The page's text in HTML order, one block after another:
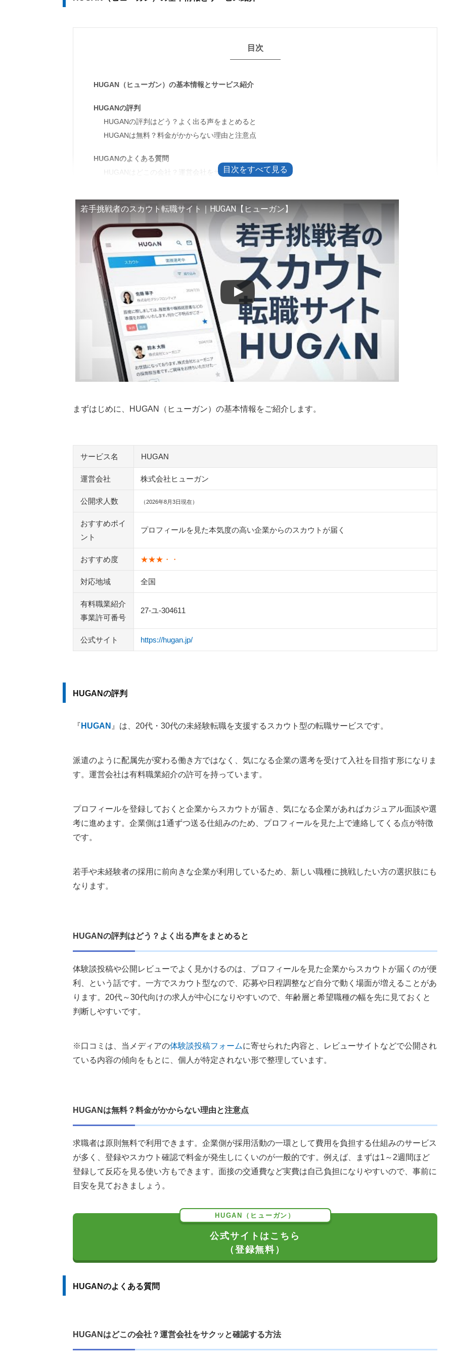
目次
HUGAN（ヒューガン）の基本情報とサービス紹介
HUGANの評判
HUGANの評判はどう？よく出る声をまとめると
HUGANは無料？料金がかからない理由と注意点
HUGANのよくある質問
HUGANはどこの会社？運営会社をサクッと確認する方法
HUGANの退会方法と連絡停止の手順
問い合わせ先と返信までの目安
スカウトが来ないときに見直したいポイント
HUGAN以外のおすすめ転職サービス
ゼロタレ
キャリアスタート
JAIC（ジェイック）
DYM就職
ハタラクティブ
Re就活エージェント
Me+転職
執筆者・監修者のmotoについて
若手挑戦者のスカウト転職サイト｜HUGAN【ヒューガン】
まずはじめに、HUGAN（ヒューガン）の基本情報をご紹介します。
サービス名 HUGAN
運営会社 株式会社ヒューガン
公開求人数 （2026年8月3日現在）
おすすめポイ
ント
プロフィールを見た本気度の高い企業からのスカウトが届く
おすすめ度 ★★★・・
対応地域 全国
有料職業紹介
事業許可番号
27-ユ-304611
公式サイト https://hugan.jp/
HUGANの評判
『 HUGAN 』は、20代・30代の未経験転職を支援するスカウト型の転職サービスです。
派遣のように配属先が変わる働き方ではなく、気になる企業の選考を受けて入社を目指す形になりま
す。運営会社は有料職業紹介の許可を持っています。
プロフィールを登録しておくと企業からスカウトが届き、気になる企業があればカジュアル面談や選
考に進めます。企業側は1通ずつ送る仕組みのため、プロフィールを見た上で連絡してくる点が特徴
です。
若手や未経験者の採用に前向きな企業が利用しているため、新しい職種に挑戦したい方の選択肢にも
なります。
HUGANの評判はどう？よく出る声をまとめると
体験談投稿や公開レビューでよく見かけるのは、プロフィールを見た企業からスカウトが届くのが便
利、という話です。一方でスカウト型なので、応募や日程調整など自分で動く場面が増えることがあ
ります。20代～30代向けの求人が中心になりやすいので、年齢層と希望職種の幅を先に見ておくと
判断しやすいです。
※口コミは、当メディアの体験談投稿フォームに寄せられた内容と、レビューサイトなどで公開され
ている内容の傾向をもとに、個人が特定されない形で整理しています。
HUGANは無料？料金がかからない理由と注意点
求職者は原則無料で利用できます。企業側が採用活動の一環として費用を負担する仕組みのサービス
が多く、登録やスカウト確認で料金が発生しにくいのが一般的です。例えば、まずは1～2週間ほど
登録して反応を見る使い方もできます。面接の交通費など実費は自己負担になりやすいので、事前に
目安を見ておきましょう。
HUGAN（ヒューガン）
公式サイトはこちら
（登録無料）
HUGANのよくある質問
HUGANはどこの会社？運営会社をサクッと確認する方法